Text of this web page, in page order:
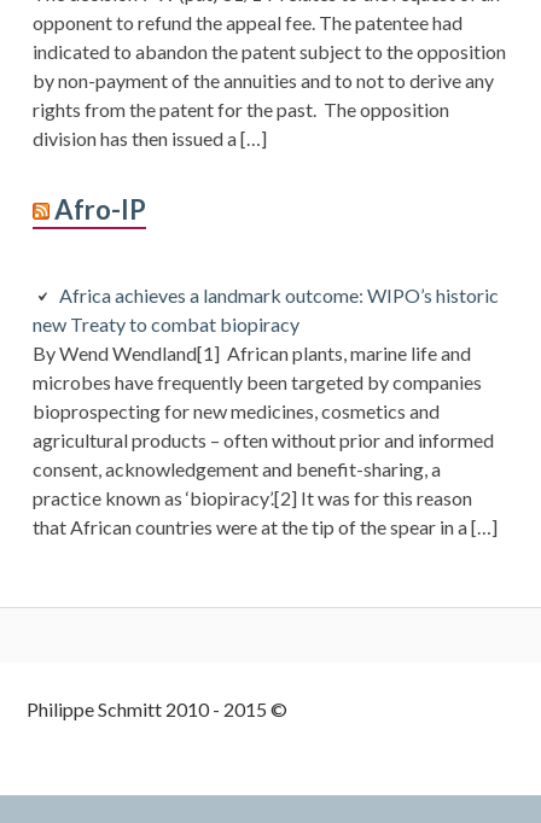
opponent to refund the appeal fee. The patentee had
indicated to abandon the patent subject to the opposition
by non-payment of the annuities and to not to derive any
rights from the patent for the past. The opposition
division has then issued a […]
Afro-IP
Africa achieves a landmark outcome: WIPO’s historic
new Treaty to combat biopiracy
By Wend Wendland[1] African plants, marine life and
microbes have frequently been targeted by companies
bioprospecting for new medicines, cosmetics and
agricultural products – often without prior and informed
consent, acknowledgement and benefit-sharing, a
practice known as ‘biopiracy’.[2] It was for this reason
that African countries were at the tip of the spear in a […]
Colonne
subsidiaire
Philippe Schmitt 2010 - 2015 ©